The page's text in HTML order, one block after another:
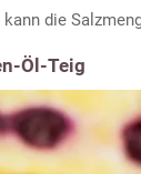
die
Öl-Teig